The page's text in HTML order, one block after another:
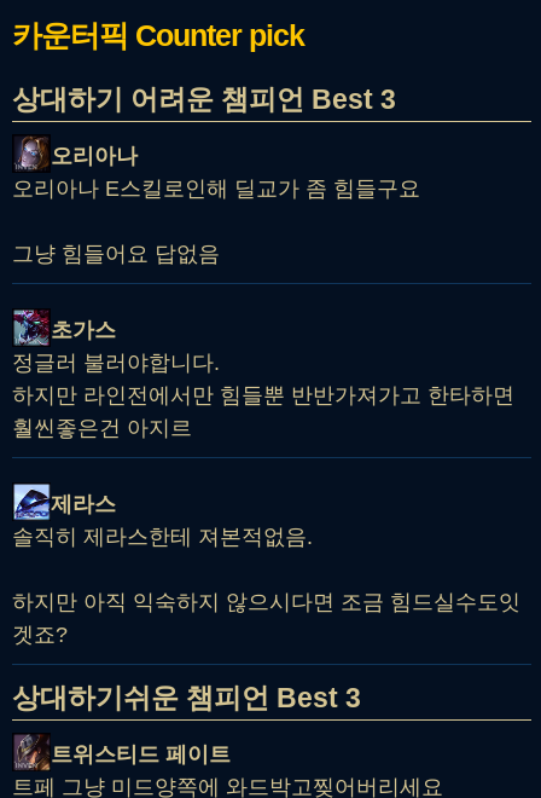
카운터픽 Counter pick
상대하기 어려운 챔피언 Best 3
오리아나
오리아나 E스킬로인해 딜교가 좀 힘들구요
그냥 힘들어요 답없음
초가스
정글러 불러야합니다.
하지만 라인전에서만 힘들뿐 반반가져가고 한타하면
훨씬좋은건 아지르
제라스
솔직히 제라스한테 져본적없음.
하지만 아직 익숙하지 않으시다면 조금 힘드실수도잇
겟죠?
상대하기쉬운 챔피언 Best 3
트위스티드 페이트
트페 그냥 미드양쪽에 와드박고찢어버리세요